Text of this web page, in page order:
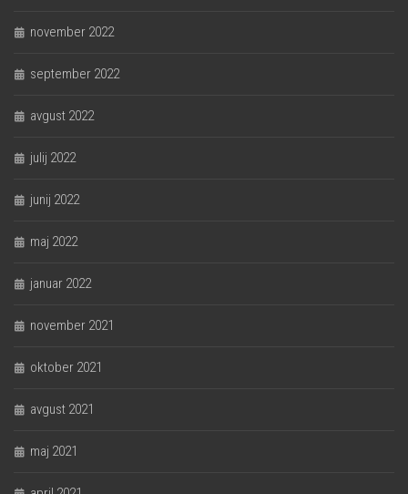
november 2022
september 2022
avgust 2022
julij 2022
junij 2022
maj 2022
januar 2022
november 2021
oktober 2021
avgust 2021
maj 2021